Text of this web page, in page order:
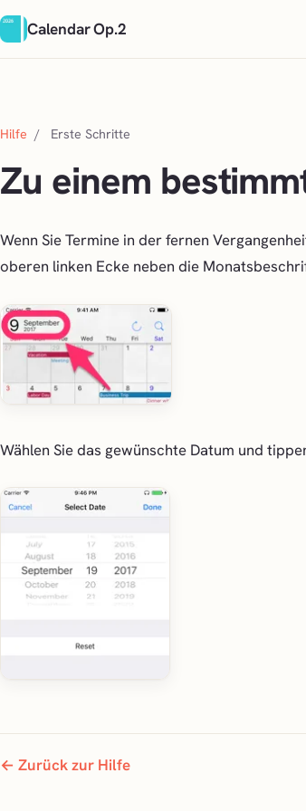
Calendar Op.2
Hilfe / Erste Schritte
Zu einem
Wenn Sie Termine in der fernen
oberen linken Ecke neben die
Wählen Sie das gewünschte Datum und
← Zurück zur Hilfe